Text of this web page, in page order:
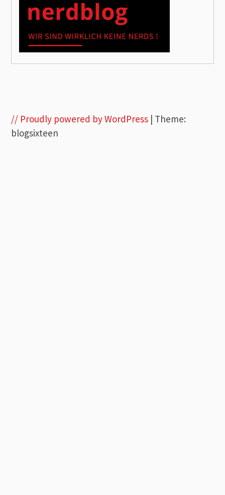
// Proudly powered by WordPress | Theme:
blogsixteen